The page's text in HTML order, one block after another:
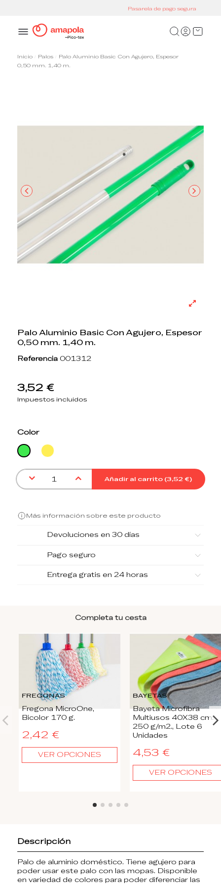
Pasarela de pago segura
Inicio Palos
Palo Aluminio Basic Con Agujero, Espesor
0,50 mm. 1,40 m.
Palo Aluminio Basic Con Agujero, Espesor
0,50 mm. 1,40 m.
Referencia 001312
3,52 €
Impuestos incluidos
Color
Verde Amarillo
Añadir al carrito (3,52 €)
Más información sobre este producto
Devoluciones en 30 días
Pago seguro
Entrega gratis en 24 horas
Completa tu cesta
FREGONAS
Fregona MicroOne,
Bicolor 170 g.
2,42 €
VER OPCIONES
BAYETAS
Bayeta Microfibra
Multiusos 40X38 cm.
250 g/m2., Lote 6
Unidades
4,53 €
VER OPCIONES
Descripción
Palo de aluminio doméstico. Tiene agujero para
poder usar este palo con las mopas. Disponible
en variedad de colores para poder diferenciar las